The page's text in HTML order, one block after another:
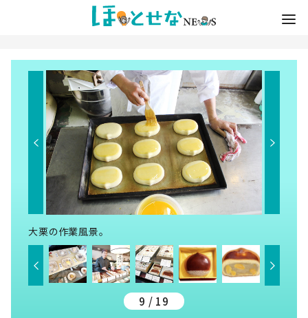
大栗の作業風景。
9 / 19